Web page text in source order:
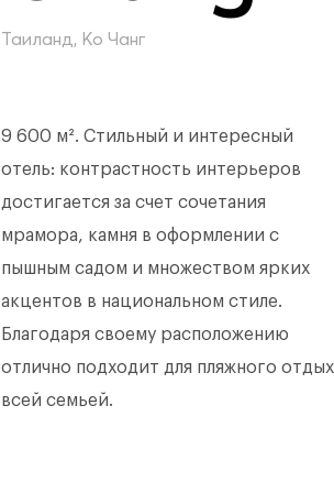
Таиланд, Ко Чанг
9 600 м². Стильный и интересный
отель: контрастность интерьеров
достигается за счет сочетания
мрамора, камня в оформлении с
пышным садом и множеством ярких
акцентов в национальном стиле.
Благодаря своему расположению
отлично подходит для пляжного
всей семьей.